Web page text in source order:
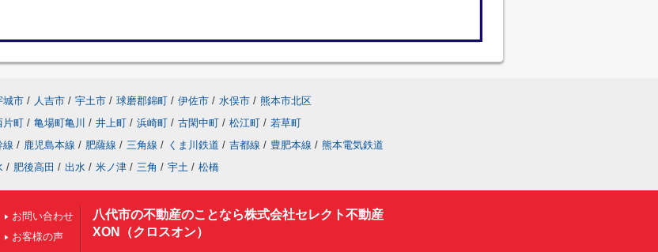
城市 / 人吉市 / 宇土市 / 球磨郡錦町 / 伊佐市 / 水俣市 / 熊本市北区
片町 / 亀場町亀川 / 井上町 / 浜崎町 / 古閑中町 / 松江町 / 若草町
線 / 鹿児島本線 / 肥薩線 / 三角線 / くま川鉄道 / 吉都線 / 豊肥本線 / 熊本電気鉄道
/ 肥後高田 / 出水 / 米ノ津 / 三角 / 宇土 / 松橋
お問い合わせ
お客様の声
八代市の不動産のことなら株式会社セレクト不動産
XON（クロスオン）